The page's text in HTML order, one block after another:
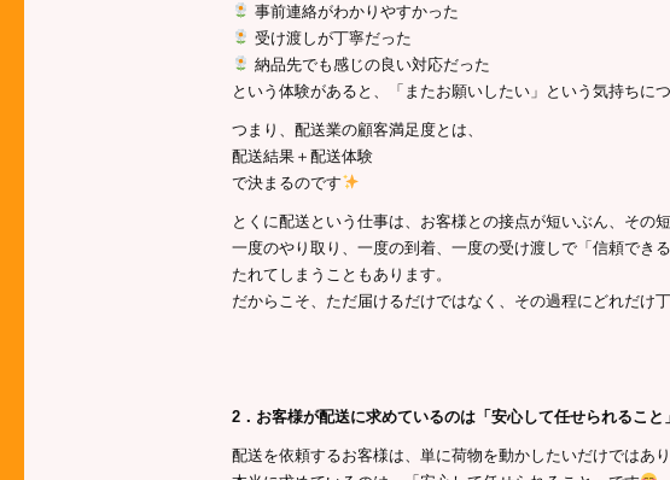
事前連絡がわかりやすかった
受け渡しが丁寧だった
納品先でも感じの良い対応だった
という体験があると、「またお願いしたい」という気持ちに
つまり、配送業の顧客満足度とは、
配送結果＋配送体験
で決まるのです
とくに配送という仕事は、お客様との接点が短いぶん、その
一度のやり取り、一度の到着、一度の受け渡しで「信頼でき
たれてしまうこともあります。
だからこそ、ただ届けるだけではなく、その過程にどれだけ
2．お客様が配送に求めているのは「安心して任せられること」
配送を依頼するお客様は、単に荷物を動かしたいだけではあり